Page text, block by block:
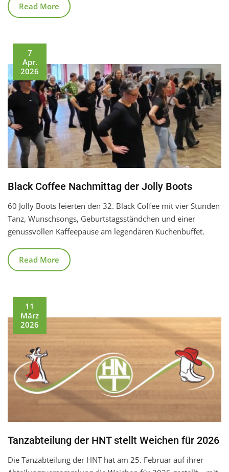
Read More
7
Apr.
2026
Black Coffee Nachmittag der Jolly Boots
60 Jolly Boots feierten den 32. Black Coffee mit vier Stunden
Tanz, Wunschsongs, Geburtstagsständchen und einer
genussvollen Kaffeepause am legendären Kuchenbuffet.
Read More
11
März
2026
Tanzabteilung der HNT stellt Weichen für 2026
Die Tanzabteilung der HNT hat am 25. Februar auf ihrer